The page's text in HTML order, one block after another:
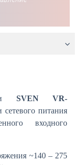
SVEN VR-
сетевого питания
входного
~140 – 275